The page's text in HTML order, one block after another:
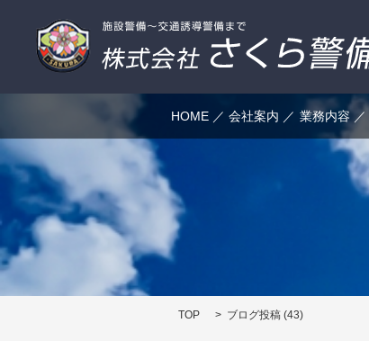
HOME 会社案内 業務内容
TOP ブログ投稿 (43)